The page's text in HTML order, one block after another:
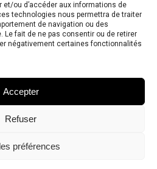
ou d’accéder aux informations de
technologies nous permettra de traiter
de navigation ou des
fait de ne pas consentir ou de retirer
négativement certaines fonctionnalités
Accepter
Refuser
préférences